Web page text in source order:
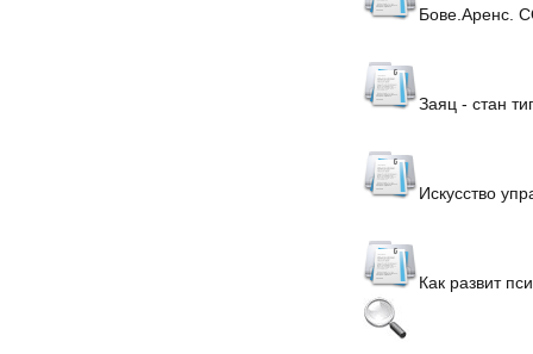
Бове.Аренс.
Заяц - стан
Искусство
Как развит